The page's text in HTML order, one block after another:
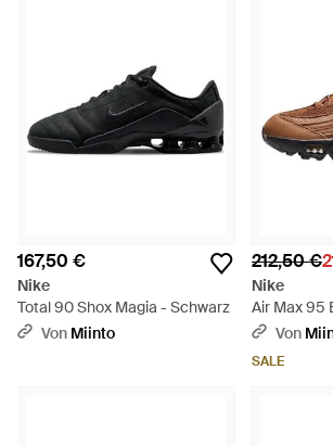
167,50 €
Nike
Total 90 Shox Magia - Schwarz
Von Miinto
212,50 €
Nike
Air Max 95
Von
SALE